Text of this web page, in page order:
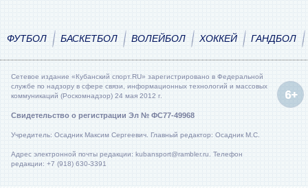
ФУТБОЛ БАСКЕТБОЛ ВОЛЕЙБОЛ ХОККЕЙ ГАНДБОЛ
Сетевое издание «Кубанский спорт.RU» зарегистрировано в Федеральной
службе по надзору в сфере связи, информационных технологий и массовых
коммуникаций (Роскомнадзор) 24 мая 2012 г.
Свидетельство о регистрации Эл № ФС77-49968
Учредитель: Осадник Максим Сергеевич. Главный редактор: Осадник М.С.
Адрес электронной почты редакции: kubansport@rambler.ru. Телефон
редакции: +7 (918) 630-3391